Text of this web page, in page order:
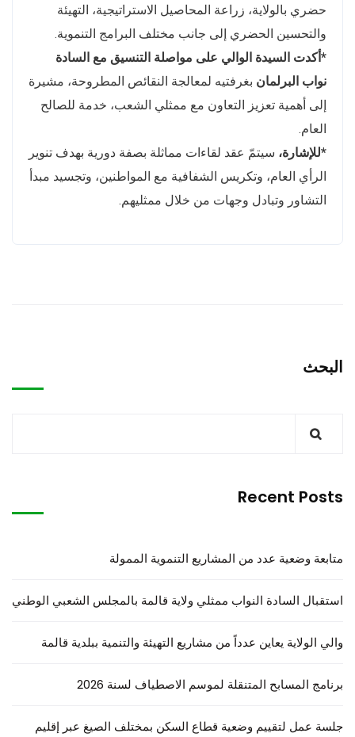
حضري بالولاية، زراعة المحاصيل الاستراتيجية، التهيئة
والتحسين الحضري إلى جانب مختلف البرامج التنموية.
*أكدت السيدة الوالي على مواصلة التنسيق مع السادة
نواب البرلمان بغرفتيه لمعالجة النقائص المطروحة، مشيرة
إلى أهمية تعزيز التعاون مع ممثلي الشعب، خدمة للصالح
العام.
*للإشارة، سيتمّ عقد لقاءات مماثلة بصفة دورية بهدف تنوير
الرأي العام، وتكريس الشفافية مع المواطنين، وتجسيد مبدأ
التشاور وتبادل وجهات من خلال ممثليهم.
البحث
Recent Posts
متابعة وضعية عدد من المشاريع التنموية الممولة
استقبال السادة النواب ممثلي ولاية قالمة بالمجلس الشعبي الوطني
والي الولاية يعاين عدداً من مشاريع التهيئة والتنمية ببلدية قالمة
برنامج المسابح المتنقلة لموسم الاصطياف لسنة 2026
جلسة عمل لتقييم وضعية قطاع السكن بمختلف الصيغ عبر إقليم